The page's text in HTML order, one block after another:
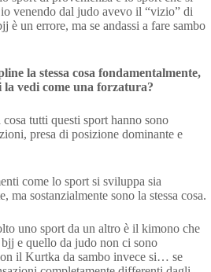
venendo dal judo avevo il “vizio” di
è un errore, ma se andassi a fare sambo
la stessa cosa fondamentalmente,
vedi come una forzatura?
cosa tutti questi sport hanno sono
presa di posizione dominante e
come lo sport si sviluppa sia
ma sostanzialmente sono la stessa cosa.
uno sport da un altro è il kimono che
e quello da judo non ci sono
il Kurtka da sambo invece si… se